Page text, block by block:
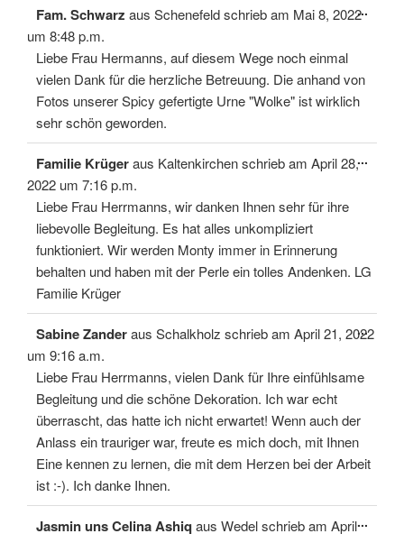
Fam. Schwarz aus Schenefeldschrieb am Mai 8, 2022
um 8:48 p.m.
Liebe Frau Hermanns, auf diesem Wege noch einmal
vielen Dank für die herzliche Betreuung. Die anhand von
Fotos unserer Spicy gefertigte Urne "Wolke" ist wirklich
sehr schön geworden.
...
Familie Krügeraus Kaltenkirchenschrieb am April 28,
2022 um 7:16 p.m.
Liebe Frau Herrmanns, wir danken Ihnen sehr für ihre
liebevolle Begleitung. Es hat alles unkompliziert
funktioniert. Wir werden Monty immer in Erinnerung
behalten und haben mit der Perle ein tolles Andenken. LG
Familie Krüger
...
Sabine Zanderaus Schalkholz schrieb am April 21, 2022
um 9:16 a.m.
Liebe Frau Herrmanns, vielen Dank für Ihre einfühlsame
Begleitung und die schöne Dekoration. Ich war echt
überrascht, das hatte ich nicht erwartet! Wenn auch der
Anlass ein trauriger war, freute es mich doch, mit Ihnen
Eine kennen zu lernen, die mit dem Herzen bei der Arbeit
ist :-). Ich danke Ihnen.
...Diese
Jasmin uns Celina Ashiqaus Wedelschrieb am April...